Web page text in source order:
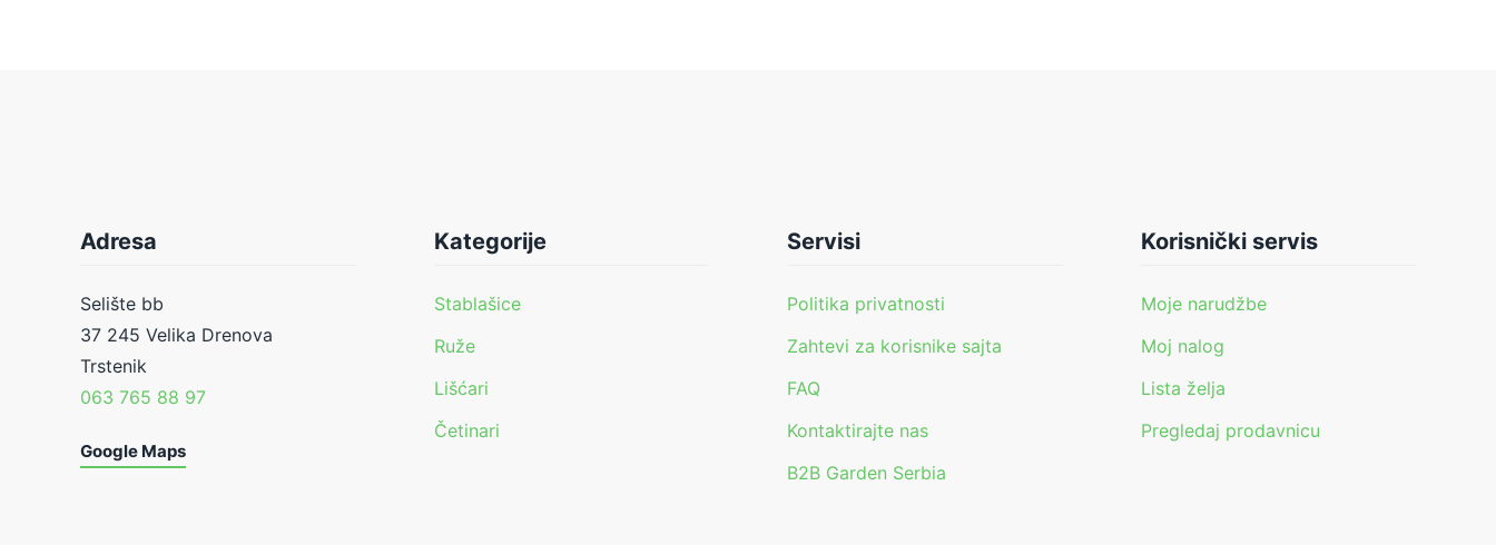
Adresa
Selište bb
37 245 Velika Drenova
Trstenik
063 765 88 97
Google Maps
Kategorije
Stablašice
Ruže
Lišćari
Četinari
Servisi
Politika privatnosti
Zahtevi za korisnike sajta
FAQ
Kontaktirajte nas
B2B Garden Serbia
Korisnički servis
Moje narudžbe
Moj nalog
Lista želja
Pregledaj prodavnicu